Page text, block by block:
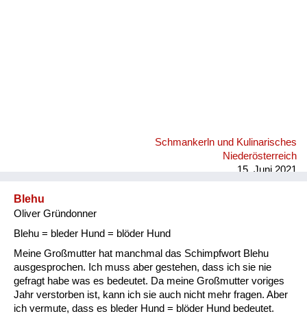
Schmankerln und Kulinarisches
Niederösterreich
15. Juni 2021
Blehu
Oliver Gründonner
Blehu = bleder Hund = blöder Hund
Meine Großmutter hat manchmal das Schimpfwort Blehu
ausgesprochen. Ich muss aber gestehen, dass ich sie nie
gefragt habe was es bedeutet. Da meine Großmutter voriges
Jahr verstorben ist, kann ich sie auch nicht mehr fragen. Aber
ich vermute, dass es bleder Hund = blöder Hund bedeutet.